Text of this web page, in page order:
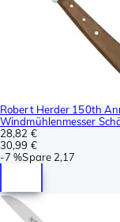
Robert Herder 150th
Windmühlenmesser
28,82 €
30,99 €
-7 %Spare 2,17